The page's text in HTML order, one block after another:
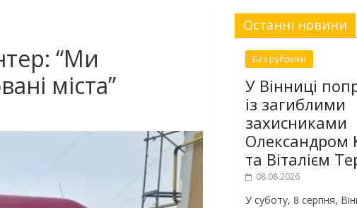
“Ми
міста”
Останні новини
Без рубрики
У Вінниці
із загиблими
захисниками
Олександром
та Віталієм
08.08.2026
У суботу, 8 серпня,